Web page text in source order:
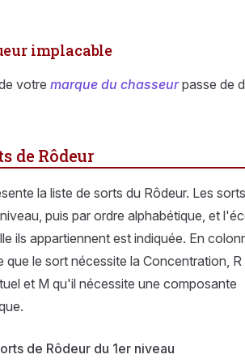
implacable
votre marque du chasseurpasse de
de Rôdeur
la liste de sorts du Rôdeur. Les sorts
puis par ordre alphabétique, et
ils appartiennent est indiquée. En
que le sort nécessite la Concentration, R
et M qu'il nécessite une composante
de Rôdeur du 1er niveau